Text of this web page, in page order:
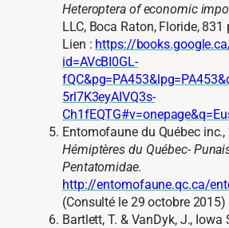
Heteroptera of economic
LLC, Boca Raton, Floride, 831
Lien : https://
id=AVcBI0GL-
5rl7K3eyAIVQ3s-
Entomofaune du Québec inc.,
Hémiptères du Québec-
Pentatomidae.
http://entomofaune.qc.ca/
(Consulté le 29 octobre 2015)
Bartlett, T. & VanDyk, J., Iowa